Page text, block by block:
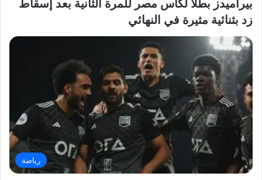
بيراميدز بطلاً لكأس مصر للمرة الثانية بعد إسقاط
زد بثنائية مثيرة في النهائي
رياضة